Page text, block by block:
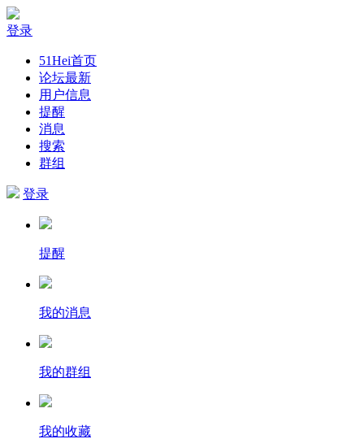
登录
51Hei首页
论坛最新
用户信息
提醒
消息
搜索
群组
登录
提醒
我的消息
我的群组
我的收藏